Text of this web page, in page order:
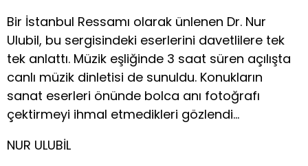
Bir İstanbul Ressamı olarak ünlenen Dr. Nur
Ulubil, bu sergisindeki eserlerini davetlilere tek
tek anlattı. Müzik eşliğinde 3 saat süren açılışta
canlı müzik dinletisi de sunuldu. Konukların
sanat eserleri önünde bolca anı fotoğrafı
çektirmeyi ihmal etmedikleri gözlendi…
NUR ULUBİL